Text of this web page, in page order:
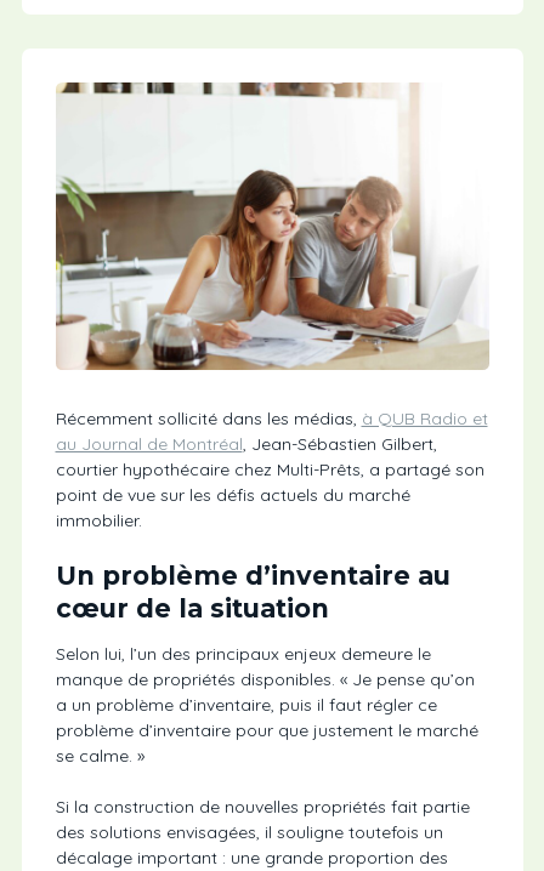
Récemment sollicité dans les médias, à QUB Radio et
au Journal de Montréal, Jean-Sébastien Gilbert,
courtier hypothécaire chez Multi-Prêts, a partagé son
point de vue sur les défis actuels du marché
immobilier.
Un problème d’inventaire au
cœur de la situation
Selon lui, l’un des principaux enjeux demeure le
manque de propriétés disponibles. « Je pense qu’on
a un problème d’inventaire, puis il faut régler ce
problème d’inventaire pour que justement le marché
se calme. »
Si la construction de nouvelles propriétés fait partie
des solutions envisagées, il souligne toutefois un
décalage important : une grande proportion des